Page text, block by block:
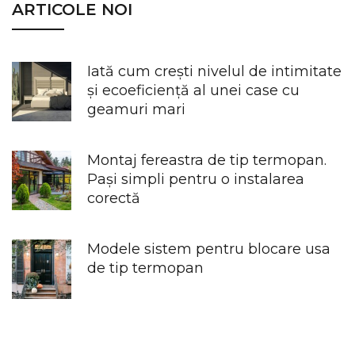
ARTICOLE NOI
Iată cum crești nivelul de intimitate
și ecoeficiență al unei case cu
geamuri mari
Montaj fereastra de tip termopan.
Pași simpli pentru o instalarea
corectă
Modele sistem pentru blocare usa
de tip termopan